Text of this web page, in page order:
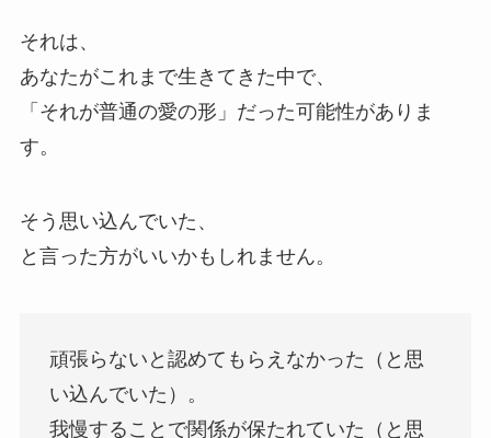
それは、
あなたがこれまで生きてきた中で、
「それが普通の愛の形」だった可能性がありま
す。
そう思い込んでいた、
と言った方がいいかもしれません。
頑張らないと認めてもらえなかった（と思
い込んでいた）。
我慢することで関係が保たれていた（と思